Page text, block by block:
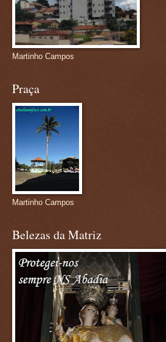
Martinho Campos
Praça
Martinho Campos
Belezas da Matriz